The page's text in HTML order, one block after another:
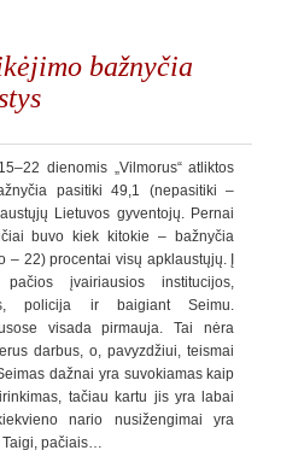
bažnyčia
dienomis „Vilmorus“ atliktos
pasitiki 49,1 (nepasitiki –
Lietuvos gyventojų. Pernai
buvo kiek kitokie – bažnyčia
– 22) procentai visų apklaustųjų. Į
įvairiausios institucijos,
policija ir baigiant Seimu.
visada pirmauja. Tai nėra
darbus, o, pavyzdžiui, teismai
dažnai yra suvokiamas kaip
tačiau kartu jis yra labai
nario nusižengimai yra
Taigi, pačiais…